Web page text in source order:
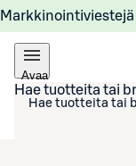
Markkinointiviestejä
Avaa
valikko
Hae tuotteita tai